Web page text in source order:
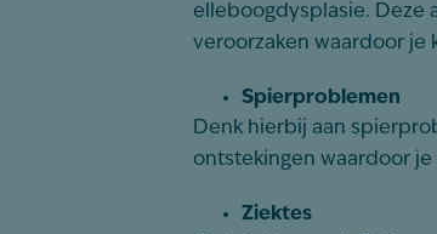
elleboogdysplasie. Deze
veroorzaken waardoor je
Spierproblemen
Denk hierbij aan
ontstekingen waardoor je
Ziektes